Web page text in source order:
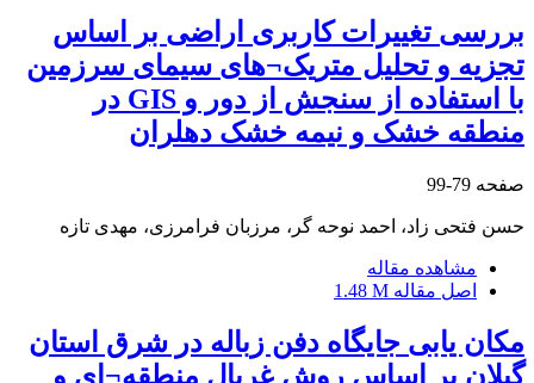
بررسی تغییرات کاربری اراضی بر اساس
تجزیه و تحلیل متریک¬های سیمای سرزمین
با استفاده از سنجش از دور و GIS در
منطقه خشک و نیمه خشک دهلران
صفحه 79-99
حسن فتحی زاد، احمد نوحه گر، مرزبان فرامرزی، مهدی تازه
مشاهده مقاله
اصل مقاله 1.48 M
مکان یابی جایگاه دفن زباله در شرق استان
گیلان بر اساس روش غربال منطقه¬ای و